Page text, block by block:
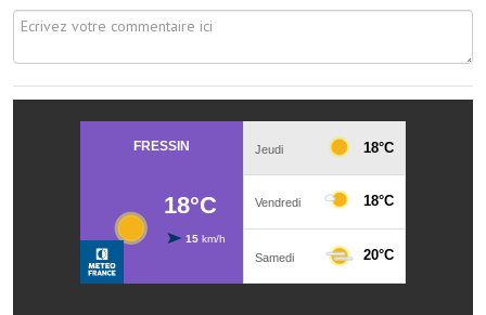
Les réseaux partenaires
Le conseil départemental
Services publics intercommunaux
Affaires scolaires, CCAS